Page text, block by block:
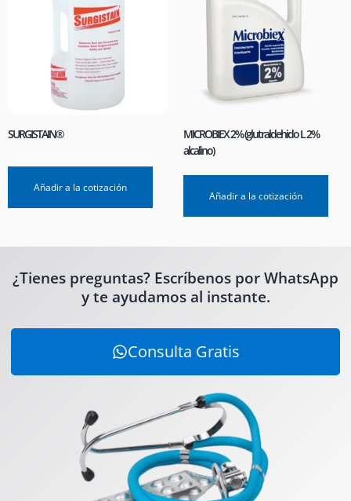
SURGISTAIN®
Añadir a la cotización
MICROBIEX 2% (glutraldehido L 2%
alcalino)
Añadir a la cotización
¿Tienes preguntas? Escríbenos por WhatsApp
y te ayudamos al instante.
Consulta Gratis